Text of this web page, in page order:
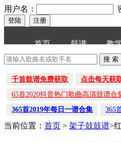
用户名：
首页 鼓谱 教
千首鼓谱免费获取
点击每天获
65首2020抖音热门歌曲高清鼓谱合
365首2019年每日一谱合集
365
当前位置： 首页 > 架子鼓鼓谱>